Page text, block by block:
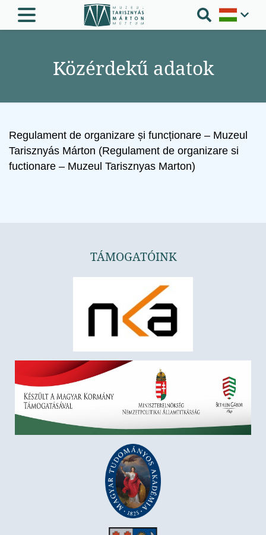
Közérdekű adatok
Regulament de organizare și funcționare – Muzeul
Tarisznyás Márton (Regulament de organizare si
fuctionare – Muzeul Tarisznyas Marton)
TÁMOGATÓINK